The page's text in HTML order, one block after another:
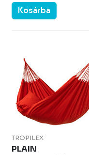
Kosárba
TROPILEX
PLAIN